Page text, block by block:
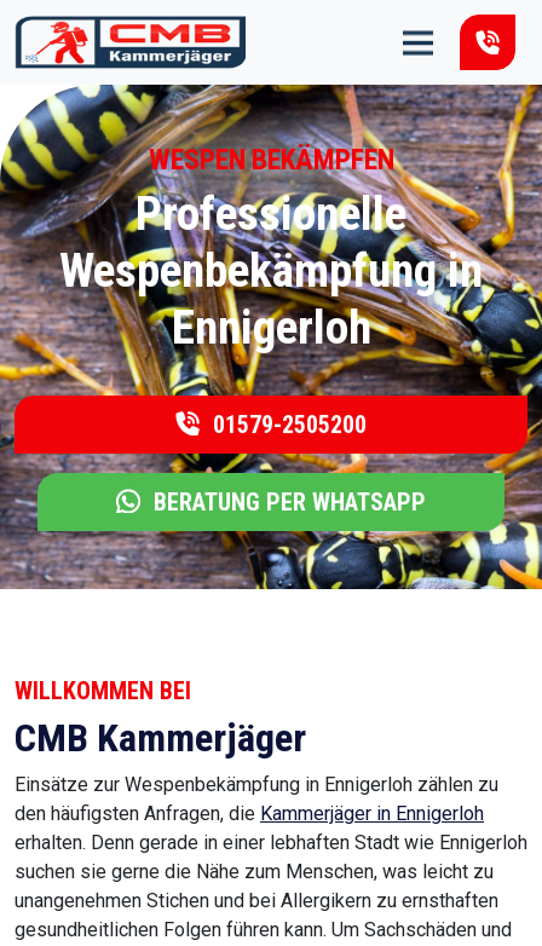
Zum Inhalt springen
WESPEN BEKÄMPFEN
Professionelle
Wespenbekämpfung in
Ennigerloh
01579-2505200
BERATUNG PER WHATSAPP
WILLKOMMEN BEI
CMB Kammerjäger
Einsätze zur Wespenbekämpfung in Ennigerloh zählen zu
den häufigsten Anfragen, die Kammerjäger in Ennigerloh
erhalten. Denn gerade in einer lebhaften Stadt wie Ennigerloh
suchen sie gerne die Nähe zum Menschen, was leicht zu
unangenehmen Stichen und bei Allergikern zu ernsthaften
gesundheitlichen Folgen führen kann. Um Sachschäden und